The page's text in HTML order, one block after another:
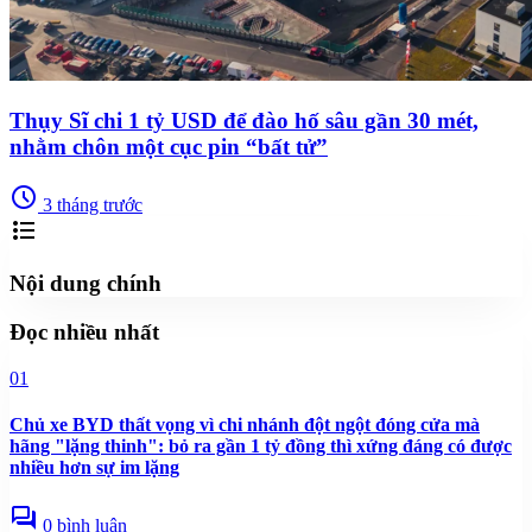
Thụy Sĩ chi 1 tỷ USD để đào hố sâu gần 30 mét,
nhằm chôn một cục pin “bất tử”
schedule 3 tháng trước
format_list_bulleted
Nội dung chính
Đọc nhiều nhất
01
Chủ xe BYD thất vọng vì chi nhánh đột ngột đóng cửa mà
hãng "lặng thinh": bỏ ra gần 1 tỷ đồng thì xứng đáng có được
nhiều hơn sự im lặng
forum 0 bình luận